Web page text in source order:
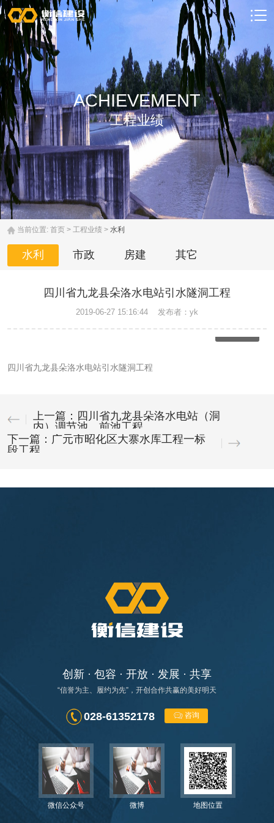
ACHIEVEMENT
工程业绩
当前位置:首页 >工程业绩 >水利
水利 市政 房建 其它
四川省九龙县朵洛水电站引水隧洞工程
2019-06-27 15:16:44 发布者：yk
1 /1
四川省九龙县朵洛水电站引水隧洞工程
上一篇：四川省九龙县朵洛水电站（洞
内）调节池、前池工程
下一篇：广元市昭化区大寨水库工程一标
段工程
创新 · 包容 · 开放 · 发展 · 共享
“信誉为主、履约为先”，开创合作共赢的美好明天
028-61352178 咨询
微信公众号 微博 地图位置